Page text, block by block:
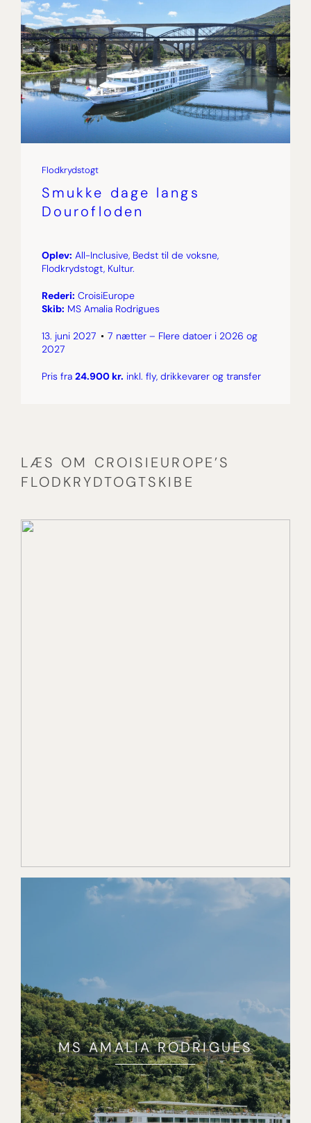
Flodkrydstogt
Smukke dage langs
Dourofloden
Oplev: All-Inclusive, Bedst til de voksne,
Flodkrydstogt, Kultur.
Rederi: CroisiEurope
Skib: MS Amalia Rodrigues
13. juni 2027
7 nætter – Flere datoer i 2026 og
2027
Pris fra 24.900 kr. inkl. fly, drikkevarer og transfer
LÆS OM CROISIEUROPE’S
FLODKRYDTOGTSKIBE
MS AMALIA RODRIGUES